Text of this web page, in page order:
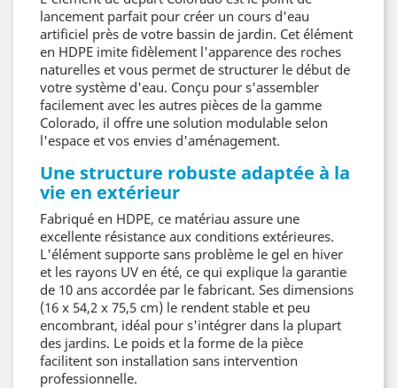
lancement parfait pour créer un cours d'eau
artificiel près de votre bassin de jardin. Cet élément
en HDPE imite fidèlement l'apparence des roches
naturelles et vous permet de structurer le début de
votre système d'eau. Conçu pour s'assembler
facilement avec les autres pièces de la gamme
Colorado, il offre une solution modulable selon
l'espace et vos envies d'aménagement.
Une structure robuste adaptée à la
vie en extérieur
Fabriqué en HDPE, ce matériau assure une
excellente résistance aux conditions extérieures.
L'élément supporte sans problème le gel en hiver
et les rayons UV en été, ce qui explique la garantie
de 10 ans accordée par le fabricant. Ses dimensions
(16 x 54,2 x 75,5 cm) le rendent stable et peu
encombrant, idéal pour s'intégrer dans la plupart
des jardins. Le poids et la forme de la pièce
facilitent son installation sans intervention
professionnelle.